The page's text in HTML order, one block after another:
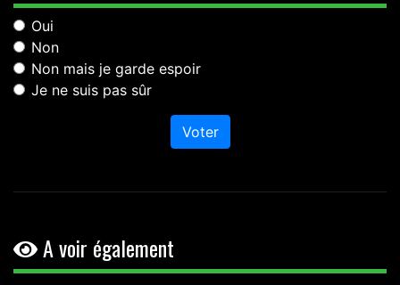
Oui
Non
Non mais je garde espoir
Je ne suis pas sûr
Voter
A voir également